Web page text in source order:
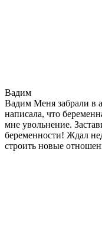
Вадим
Вадим Меня забрали в
написала, что
мне увольнение.
беременности! Ждал
строить новые